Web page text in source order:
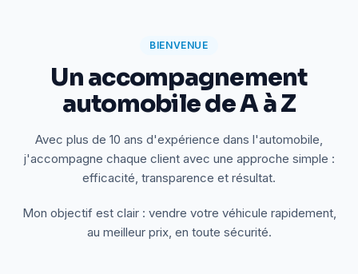
BIENVENUE
Un accompagnement
automobile de A à Z
Avec plus de 10 ans d'expérience dans l'automobile,
j'accompagne chaque client avec une approche simple :
efficacité, transparence et résultat.
Mon objectif est clair : vendre votre véhicule rapidement,
au meilleur prix, en toute sécurité.